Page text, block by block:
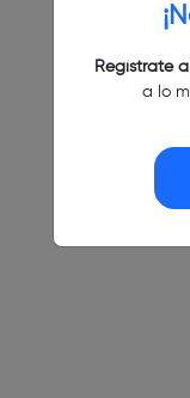
Regístrate
a lo